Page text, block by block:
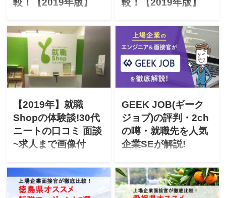
較！【2019年版】
たい」「岡山にUターン転職
したいけど不安」と悩んで
ませんか？上場企業の面接
官が「岡山県のオススメ転
職エージェント」「最新
2019年エージェントごとの
します！
較！【2019年版】
たい」「高知にUターン転職
したいけど不安」と悩んで
ませんか？上場企業の面接
官が「高知県のオススメ転
職エージェント」「最新
2019年エージェントごとの
します！
【2019年】就職
Shopの体験談!30代
ニートの口コミ 面談
~求人まで画像付
就職Shopを丸裸に！「就職
Shopの登録から面談までの
流れ」「面談内容・提示求
GEEK JOB(ギーク
ジョブ)の評判・2ch
の噂・就職先を人気
企業SEが解説!
エンジニアが「GEEK
JOB」の評判・2chの噂・就
職先を徹底解説。無料スク